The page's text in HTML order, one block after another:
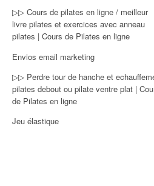
▷▷ Cours de pilates en ligne / meilleur
livre pilates et exercices avec anneau
pilates | Cours de Pilates en ligne
Envios email marketing
▷▷ Perdre tour de hanche et
pilates debout ou pilate ventre plat |
de Pilates en ligne
Jeu élastique